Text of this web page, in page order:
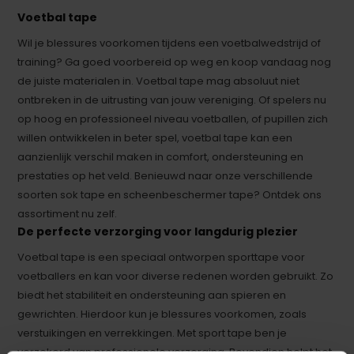
Voetbal tape
Wil je blessures voorkomen tijdens een voetbalwedstrijd of
training? Ga goed voorbereid op weg en koop vandaag nog
de juiste materialen in. Voetbal tape mag absoluut niet
ontbreken in de uitrusting van jouw vereniging. Of spelers nu
op hoog en professioneel niveau voetballen, of pupillen zich
willen ontwikkelen in beter spel, voetbal tape kan een
aanzienlijk verschil maken in comfort, ondersteuning en
prestaties op het veld. Benieuwd naar onze verschillende
soorten sok tape en scheenbeschermer tape? Ontdek ons
assortiment nu zelf.
De perfecte verzorging voor langdurig plezier
Voetbal tape is een speciaal ontworpen sporttape voor
voetballers en kan voor diverse redenen worden gebruikt. Zo
biedt het stabiliteit en ondersteuning aan spieren en
gewrichten. Hierdoor kun je blessures voorkomen, zoals
verstuikingen en verrekkingen. Met sport tape ben je